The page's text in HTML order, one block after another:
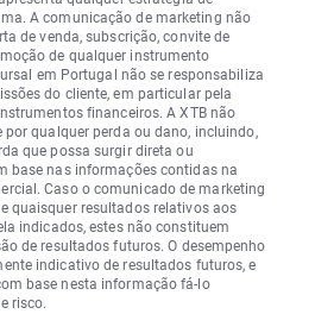
A comunicação de marketing não
de venda, subscrição, convite de
de qualquer instrumento
em Portugal não se responsabiliza
do cliente, em particular pela
financeiros. A XTB não
qualquer perda ou dano, incluindo,
que possa surgir direta ou
base nas informações contidas na
Caso o comunicado de marketing
quaisquer resultados relativos aos
indicados, estes não constituem
de resultados futuros. O desempenho
indicativo de resultados futuros, e
base nesta informação fá-lo
risco.